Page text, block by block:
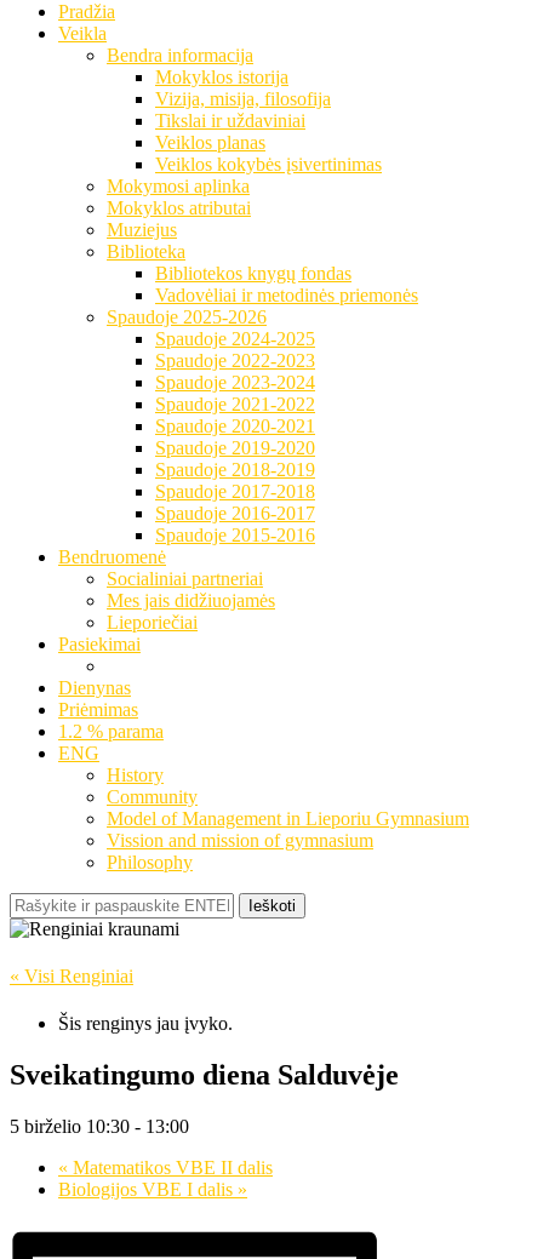
Pradžia
Veikla
Bendra informacija
Mokyklos istorija
Vizija, misija, filosofija
Tikslai ir uždaviniai
Veiklos planas
Veiklos kokybės įsivertinimas
Mokymosi aplinka
Mokyklos atributai
Muziejus
Biblioteka
Bibliotekos knygų fondas
Vadovėliai ir metodinės priemonės
Spaudoje 2025-2026
Spaudoje 2024-2025
Spaudoje 2022-2023
Spaudoje 2023-2024
Spaudoje 2021-2022
Spaudoje 2020-2021
Spaudoje 2019-2020
Spaudoje 2018-2019
Spaudoje 2017-2018
Spaudoje 2016-2017
Spaudoje 2015-2016
Bendruomenė
Socialiniai partneriai
Mes jais didžiuojamės
Lieporiečiai
Pasiekimai
Dienynas
Priėmimas
1.2 % parama
ENG
History
Community
Model of Management in Lieporiu Gymnasium
Vission and mission of gymnasium
Philosophy
Ieškoti
« Visi Renginiai
Šis renginys jau įvyko.
Sveikatingumo diena Salduvėje
5 birželio 10:30 - 13:00
« Matematikos VBE II dalis
Biologijos VBE I dalis »